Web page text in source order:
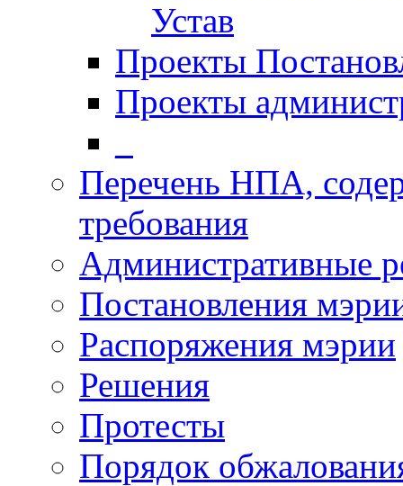
Устав
Проекты
Проекты
Перечень НПА,
требования
Административные
Постановления
Распоряжения мэрии
Решения
Протесты
Порядок